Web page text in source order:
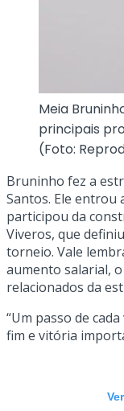
Meia
principais
(Foto:
Bruninho fez a
Santos. Ele entrou
participou da
Viveros, que
torneio. Vale
aumento salarial,
relacionados da
“Um passo de
fim e vitória